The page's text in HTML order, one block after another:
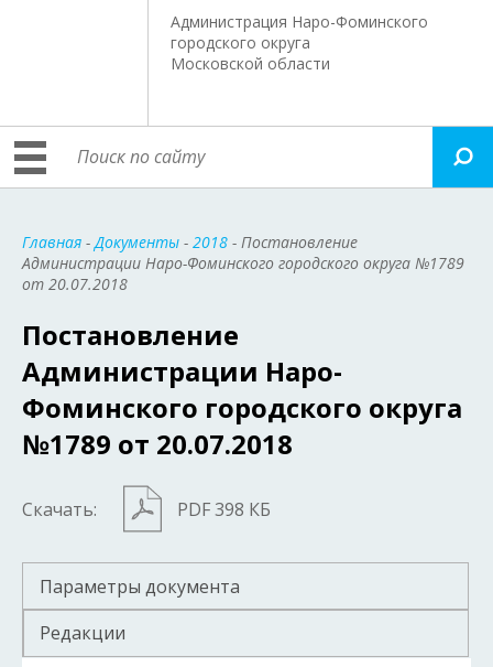
Администрация Наро-Фоминского
городского округа
Московской области
Главная -Документы - 2018 - Постановление
Администрации Наро-Фоминского городского округа №1789
от 20.07.2018
Постановление
Администрации Наро-
Фоминского городского округа
№1789 от 20.07.2018
Скачать: PDF 398 КБ
Параметры документа
Редакции